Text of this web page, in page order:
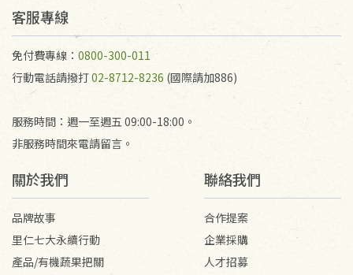
客服專線
免付費專線： 0800-300-011
行動電話請撥打02-8712-8236 (國際請加886)
服務時間：週一至週五 09:00-18:00。
非服務時間來電請留言。
關於我們
品牌故事
里仁七大永續行動
產品/有機蔬果把關
聯絡我們
合作提案
企業採購
人才招募